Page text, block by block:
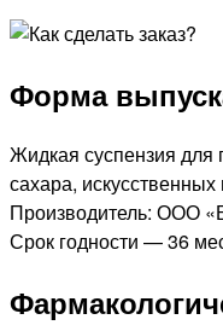
Форма
Жидкая суспензия для
сахара,
Производитель: ООО
Срок годности — 36